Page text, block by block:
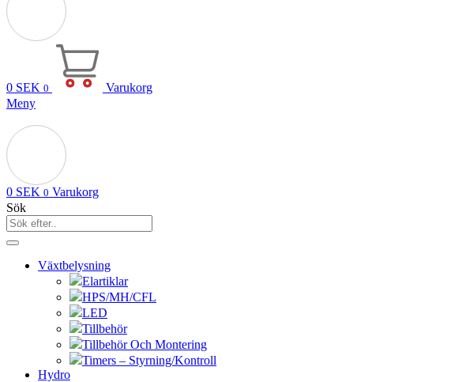
0 SEK 0
Varukorg
Meny
0 SEK 0 Varukorg
Sök
Växtbelysning
Elartiklar
HPS/MH/CFL
LED
Tillbehör
Tillbehör Och Montering
Timers – Styrning/Kontroll
Hydro